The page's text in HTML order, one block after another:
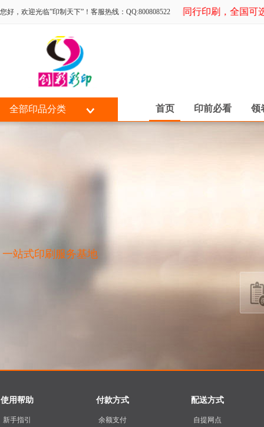
您好，欢迎光临”印制天下”！客服热线：QQ:800808522专为同行印刷，全国可选
全部印品分类 首页 印前必看 领
一站式印刷服务基地
使用帮助
新手指引
付款方式
余额支付
配送方式
自提网点